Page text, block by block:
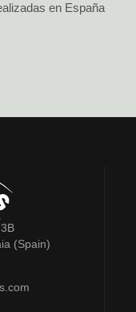
en España
(Spain)